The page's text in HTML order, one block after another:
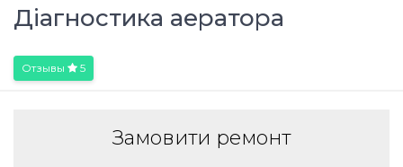
Діагностика аератора
Отзывы 5
Замовити ремонт